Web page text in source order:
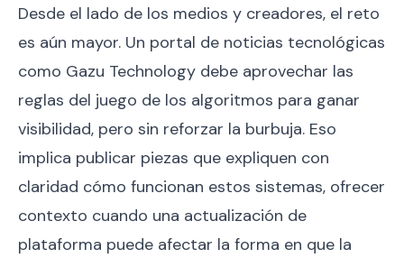
Desde el lado de los medios y creadores, el reto
es aún mayor. Un portal de noticias tecnológicas
como Gazu Technology debe aprovechar las
reglas del juego de los algoritmos para ganar
visibilidad, pero sin reforzar la burbuja. Eso
implica publicar piezas que expliquen con
claridad cómo funcionan estos sistemas, ofrecer
contexto cuando una actualización de
plataforma puede afectar la forma en que la